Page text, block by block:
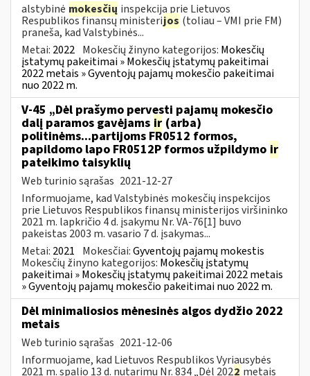
alstybinė mokesčių inspekcija prie Lietuvos
Respublikos finansų ministerijos (toliau – VMI prie FM)
praneša, kad Valstybinės...
Metai: 2022 Mokesčių žinyno kategorijos: Mokesčių
įstatymų pakeitimai » Mokesčių įstatymų pakeitimai
2022 metais » Gyventojų pajamų mokesčio pakeitimai
nuo 2022 m.
V-45 „Dėl prašymo pervesti pajamų mokesčio
dalį paramos gavėjams ir (arba)
politinėms...partijoms FR0512 formos,
papildomo lapo FR0512P formos užpildymo ir
pateikimo taisyklių
Web turinio sąrašas 2021-12-27
Informuojame, kad Valstybinės mokesčių inspekcijos
prie Lietuvos Respublikos finansų ministerijos viršininko
2021 m. lapkričio 4 d. įsakymu Nr. VA-76[1] buvo
pakeistas 2003 m. vasario 7 d. įsakymas...
Metai: 2021 Mokesčiai:Gyventojų pajamų mokestis
Mokesčių žinyno kategorijos: Mokesčių įstatymų
pakeitimai » Mokesčių įstatymų pakeitimai 2022 metais
» Gyventojų pajamų mokesčio pakeitimai nuo 2022 m.
Dėl minimaliosios mėnesinės algos dydžio 2022
metais
Web turinio sąrašas 2021-12-06
Informuojame, kad Lietuvos Respublikos Vyriausybės
2021 m. spalio 13 d. nutarimu Nr. 834 „Dėl 2022 metais